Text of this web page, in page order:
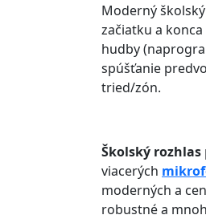
Moderný
začiatku a
hudby
spúšťanie
tried/zón.
Školský rozhlas
viacerých
moderných a
robustné a